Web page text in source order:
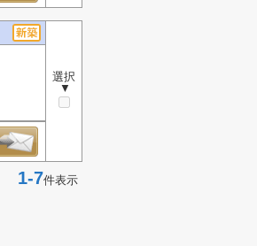
選択
▼
1-7件表示